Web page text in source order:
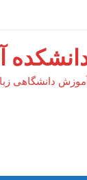
دانشگاهی